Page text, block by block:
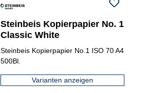
Steinbeis Kopierpapier No. 1
Classic White
Steinbeis Kopierpapier No.1 ISO 70 A4
500Bl.
Varianten anzeigen